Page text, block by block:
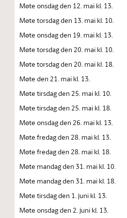
Møte onsdag den 12. mai kl. 13.
Møte torsdag den 13. mai kl. 10.
Møte onsdag den 19. mai kl. 13.
Møte torsdag den 20. mai kl. 10.
Møte torsdag den 20. mai kl. 18.
Møte den 21. mai kl. 13.
Møte tirsdag den 25. mai kl. 10.
Møte tirsdag den 25. mai kl. 18.
Møte onsdag den 26. mai kl. 13.
Møte fredag den 28. mai kl. 13.
Møte fredag den 28. mai kl. 18.
Møte mandag den 31. mai kl. 10.
Møte mandag den 31. mai kl. 18.
Møte tirsdag den 1. juni kl. 13.
Møte onsdag den 2. juni kl. 13.